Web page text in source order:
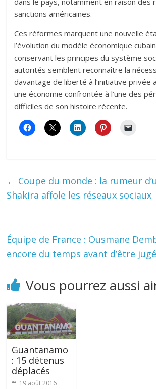
sanctions américaines.
Ces réformes marquent une nouvelle
l’évolution du modèle économique
conservant les principes du système
autorités semblent reconnaître la
davantage de liberté à l’initiative privée
une économie confrontée à l’une des
difficiles de son histoire récente.
← Coupe du monde : la rumeur
Shakira affole les réseaux sociaux
Équipe de France : Ousmane
encore du temps avant d’être jugé
Vous pourrez aussi
Guantanamo
: 15 détenus
déplacés
19 août 2016